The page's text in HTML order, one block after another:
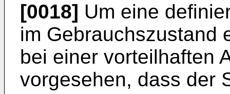
[0018] Um eine
im Gebrauchszustand
bei einer vorteilhaften
vorgesehen, dass der